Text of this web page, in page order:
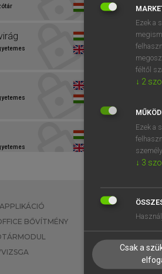
BŐVÍTMÉNY
EGYÉNI
TANULÓKNAK
VÁLLALATI
Ezek a
féltől
↓ 2
Ezek a
↓ 3
Csak a